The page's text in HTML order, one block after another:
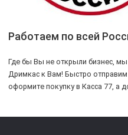
Работаем по всей
Где бы Вы не открыли бизнес,
Дримкас к Вам! Быстро
оформите покупку в Касса 77, а